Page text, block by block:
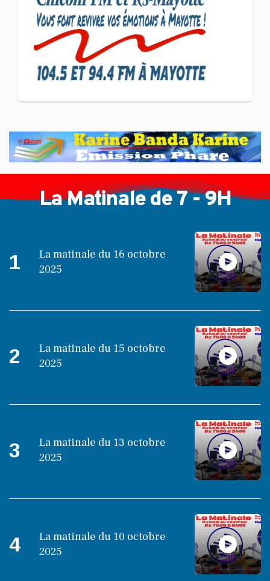
Pouce a partagé sa vision
d'un entrepreneuriat
CULTURE ET SOCIÉTÉ
L'association Marovoanio
et Reska NI Kalamu pour la
Langue KIBOSI
La Matinale de 7 - 9H
1
La matinale du 16 octobre
2025
2
La matinale du 15 octobre
2025
3
La matinale du 13 octobre
2025
4
La matinale du 10 octobre
2025